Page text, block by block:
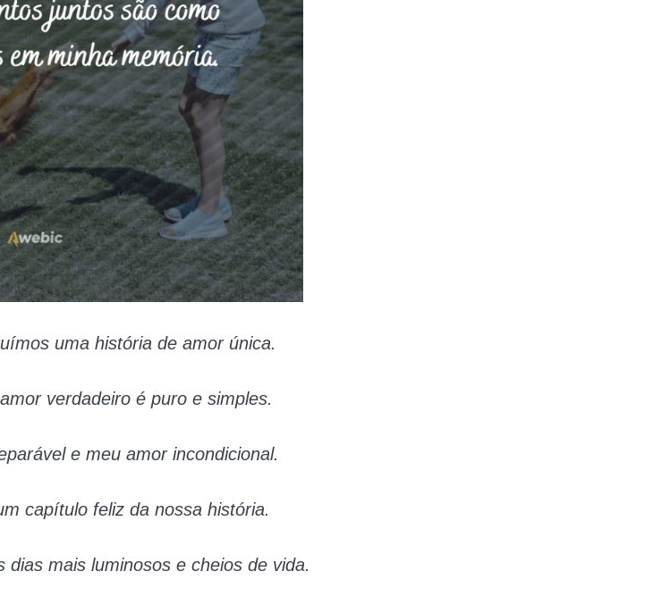
uma história de amor única.
verdadeiro é puro e simples.
e meu amor incondicional.
capítulo feliz da nossa história.
mais luminosos e cheios de vida.